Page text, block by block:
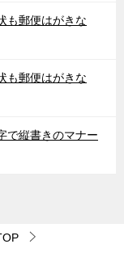
も郵便はがきな
も郵便はがきな
で縦書きのマナー